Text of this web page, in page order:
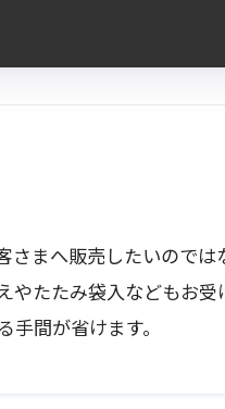
さまへ販売したいので
やたたみ袋入などもお
間が省けます。